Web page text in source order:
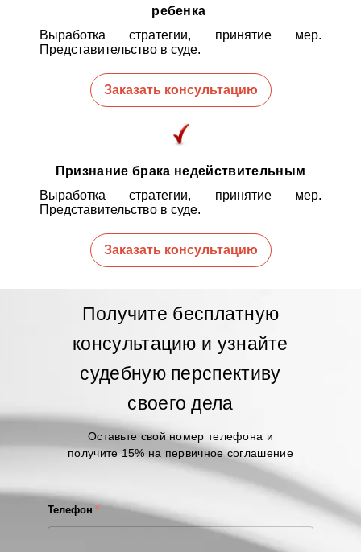
ребенка
Выработка стратегии, принятие мер.
Представительство в суде.
Заказать консультацию
Признание брака недействительным
Выработка стратегии, принятие мер.
Представительство в суде.
Заказать консультацию
Получите бесплатную
консультацию и узнайте
судебную перспективу
своего дела
Оставьте свой номер телефона и
получите 15% на первичное соглашение
Телефон *